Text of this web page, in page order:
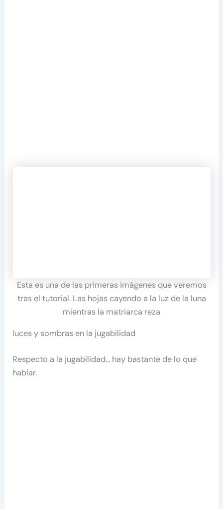
Esta es una de las primeras imágenes que veremos
tras el tutorial. Las hojas cayendo a la luz de la luna
mientras la matriarca reza
luces y sombras en la jugabilidad
Respecto a la jugabilidad… hay bastante de lo que
hablar.